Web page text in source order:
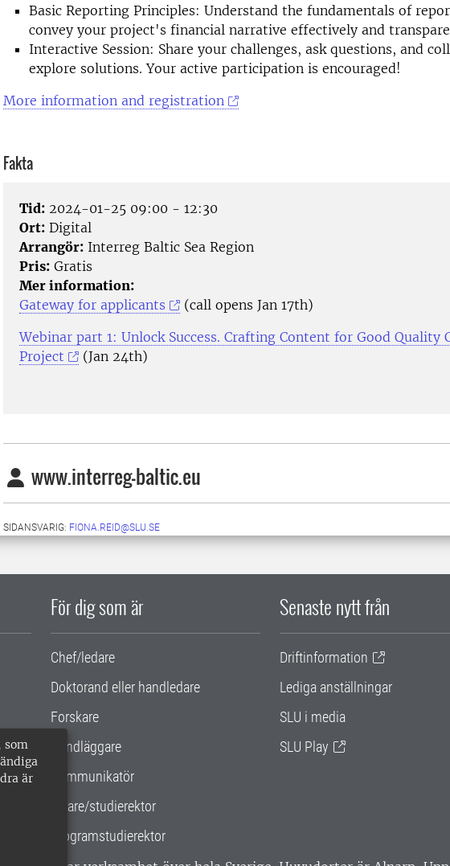
som
är
Basic Reporting Principles: Understand the fundamentals of
convey your project's financial narrative effectively and
Interactive Session: Share your challenges, ask questions, and
explore solutions. Your active participation is encouraged!
More information and registration
Fakta
Tid: 2024-01-25 09:00 - 12:30
Ort: Digital
Arrangör: Interreg Baltic Sea Region
Pris: Gratis
Mer information:
Gateway for applicants
(call opens Jan 17th)
Webinar part 1: Unlock Success. Crafting Content for Good Quality
Project
(Jan 24th)
www.interreg-baltic.eu
SIDANSVARIG: FIONA.REID@SLU.SE
För dig som är
Chef/ledare
Doktorand eller handledare
Forskare
Handläggare
Kommunikatör
Lärare/studierektor
Programstudierektor
Senaste nytt från
Driftinformation
Lediga anställningar
SLU i media
SLU Play